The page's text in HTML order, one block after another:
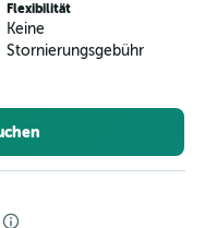
Flexibilität
Keine
Stornierungsgebühr